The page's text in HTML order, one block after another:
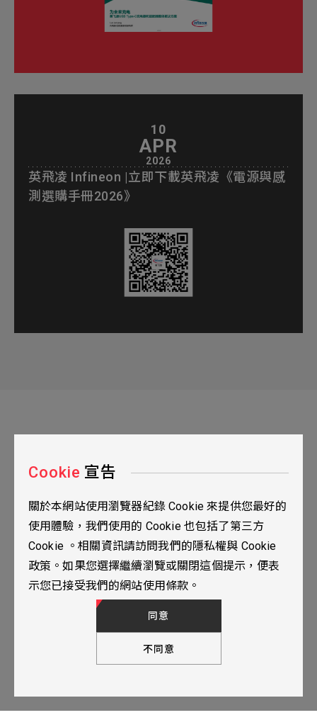
10
APR
2026
英飛凌 Infineon |立即下載英飛凌《電源與感
測選購手冊2026》
台北市115南港區三重路19之2號九樓
02-2655-0077
02-2655-0666
TOP
人才招募 隱私權政策
© 2024 YUBANTEC. All Rights Reserved. Designed by
Cookie 宣告
關於本網站使用瀏覽器紀錄 Cookie 來提供您最好的
使用體驗，我們使用的 Cookie 也包括了第三方
Cookie 。相關資訊請訪問我們的隱私權與 Cookie
政策。如果您選擇繼續瀏覽或關閉這個提示，便表
示您已接受我們的網站使用條款。
不同意
同意